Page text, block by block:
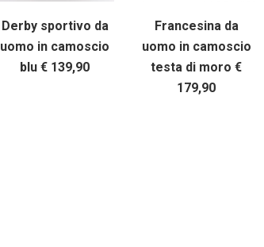
Derby sportivo da
uomo in camoscio
blu € 139,90
Francesina da
uomo in camoscio
testa di moro €
179,90